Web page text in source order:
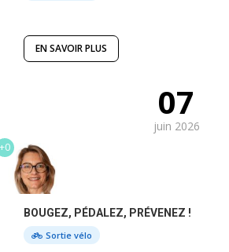
EN SAVOIR PLUS
07
juin 2026
BOUGEZ, PÉDALEZ, PRÉVENEZ !
Sortie vélo